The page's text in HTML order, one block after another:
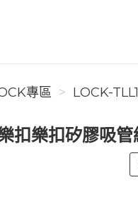
專區 LOCK-
扣樂扣矽膠吸管